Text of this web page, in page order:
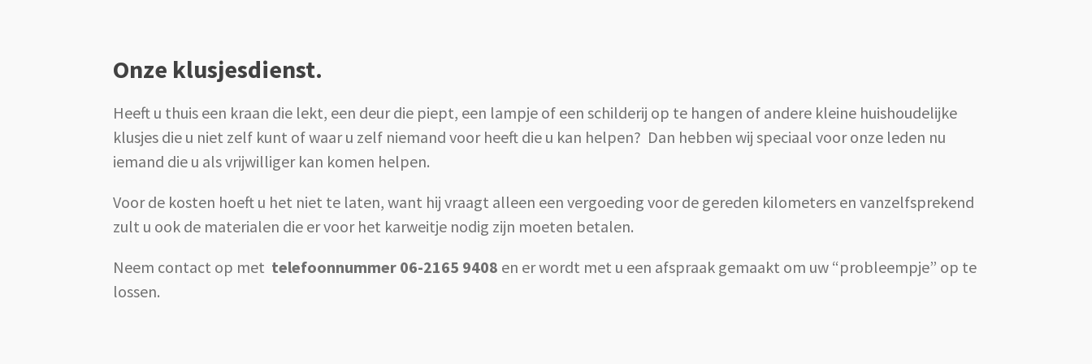
Onze klusjesdienst.
Heeft u thuis een kraan die lekt, een deur die piept, een lampje of een schilderij op te hangen of andere kleine huishoudelijke
klusjes die u niet zelf kunt of waar u zelf niemand voor heeft die u kan helpen? Dan hebben wij speciaal voor onze leden nu
iemand die u als vrijwilliger kan komen helpen.
Voor de kosten hoeft u het niet te laten, want hij vraagt alleen een vergoeding voor de gereden kilometers en vanzelfsprekend
zult u ook de materialen die er voor het karweitje nodig zijn moeten betalen.
Neem contact op met telefoonnummer 06-2165 9408 en er wordt met u een afspraak gemaakt om uw “probleempje” op te
lossen.